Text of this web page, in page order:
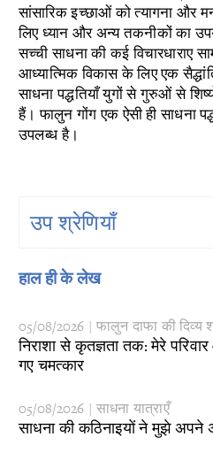
सांसारिक इच्छाओं को त्यागना और
लिए ध्यान और अन्य तकनीकों का
सच्ची साधना की कई विचारधाराए
आध्यात्मिक विकास के लिए एक
साधना पद्धतियाँ युगों से गुरुओं से
हैं। फालुन गोंग एक ऐसी ही साधना
उपलब्ध है।
उप श्रेणियाँ
हाल ही के लेख
05/08/2026 | फालुन दाफा की दिव्य
​निराशा से कृतज्ञता तक: मेरे
गए चमत्कार
05/08/2026 | साधना यात्राएँ
साधना की कठिनाइयों ने मुझे अपने